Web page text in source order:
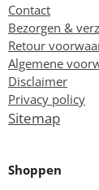
Contact
Bezorgen &
Retour
Algemene
Disclaimer
Privacy policy
Sitemap
Shoppen